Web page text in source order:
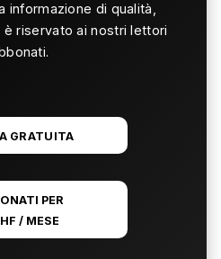
informazione di qualità,
riservato ai nostri lettori
GRATUITA
PER
/ MESE